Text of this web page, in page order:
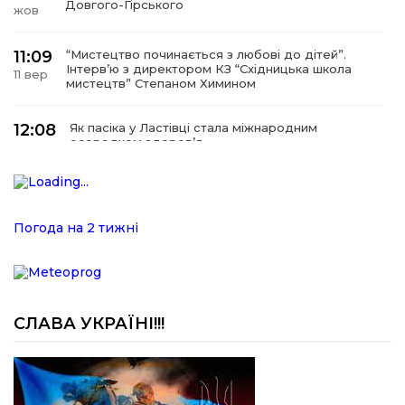
жов
Довгого-Гірського
11:09
11 вер
“Мистецтво починається з любові до дітей”.
Інтерв’ю з директором КЗ “Східницька школа
мистецтв” Степаном Химином
12:08
Як пасіка у Ластівці стала міжнародним
осередком здоров’я
15 лип
“Респект — Гаївка”
17:07
Віра, що не згасає. Історія сили духу,
Баброцяк
20:06
24 чер
Нескорена сила зі Східниці. Анна Іроденко –
абсолютна чемпіонка Європи з армреслінгу
Погода на 2 тижні
СЛАВА УКРАЇНІ!!!